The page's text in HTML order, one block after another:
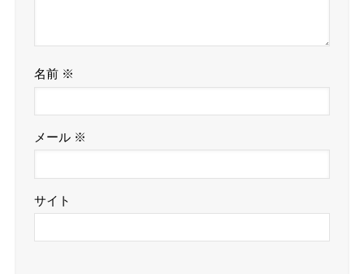
名前 ※
メール ※
サイト